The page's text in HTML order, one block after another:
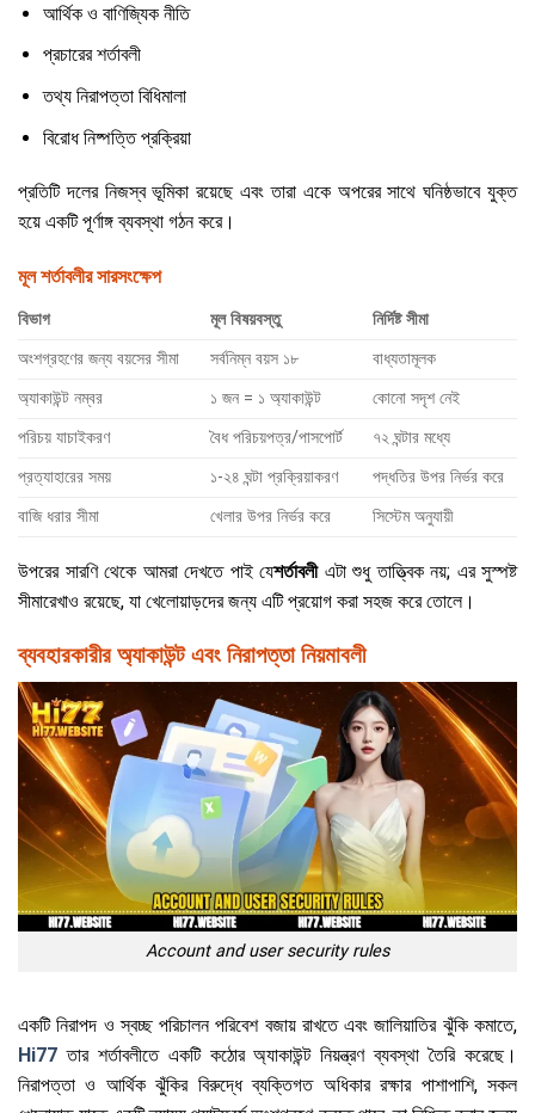
আর্থিক ও বাণিজ্যিক নীতি
প্রচারের শর্তাবলী
তথ্য নিরাপত্তা বিধিমালা
বিরোধ নিষ্পত্তি প্রক্রিয়া
প্রতিটি দলের নিজস্ব ভূমিকা রয়েছে এবং তারা একে অপরের সাথে ঘনিষ্ঠভাবে যুক্ত
হয়ে একটি পূর্ণাঙ্গ ব্যবস্থা গঠন করে।
মূল শর্তাবলীর সারসংক্ষেপ
বিভাগ মূল বিষয়বস্তু
নির্দিষ্ট সীমা
অংশগ্রহণের জন্য বয়সের সীমা
সর্বনিম্ন বয়স ১৮
বাধ্যতামূলক
অ্যাকাউন্ট নম্বর
১ জন = ১ অ্যাকাউন্ট
কোনো সদৃশ নেই
পরিচয় যাচাইকরণ
বৈধ পরিচয়পত্র/পাসপোর্ট
৭২ ঘন্টার মধ্যে
প্রত্যাহারের সময়
১-২৪ ঘন্টা প্রক্রিয়াকরণ
পদ্ধতির উপর নির্ভর করে
বাজি ধরার সীমা
খেলার উপর নির্ভর করে সিস্টেম অনুযায়ী
উপরের সারণি থেকে আমরা দেখতে পাই যেশর্তাবলী এটা শুধু তাত্ত্বিক নয়; এর সুস্পষ্ট
সীমারেখাও রয়েছে, যা খেলোয়াড়দের জন্য এটি প্রয়োগ করা সহজ করে তোলে।
ব্যবহারকারীর অ্যাকাউন্ট এবং নিরাপত্তা নিয়মাবলী
Account and user security rules
একটি নিরাপদ ও স্বচ্ছ পরিচালন পরিবেশ বজায় রাখতে এবং জালিয়াতির ঝুঁকি কমাতে,
Hi77 তার শর্তাবলীতে একটি কঠোর অ্যাকাউন্ট নিয়ন্ত্রণ ব্যবস্থা তৈরি করেছে।
নিরাপত্তা ও আর্থিক ঝুঁকির বিরুদ্ধে ব্যক্তিগত অধিকার রক্ষার পাশাপাশি, সকল